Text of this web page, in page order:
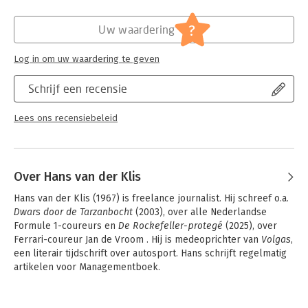
Mens en maatschappij
Schrijf een recensie
Lees ons recensiebeleid
Uw waardering ?
Log in om uw waardering te geven
Over Hans van der Klis
Dwars door de Tarzanbocht (2003), over alle Nederlandse
Formule 1-coureurs en De Rockefeller-protegé (2025), over
Ferrari-coureur Jan de Vroom . Hij is medeoprichter van Volgas,
een literair tijdschrift over autosport. Hans schrijft regelmatig
artikelen voor Managementboek.